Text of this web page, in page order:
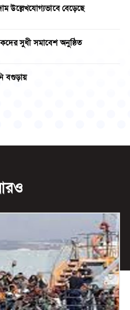
উল্লেখযোগ্যভাবে বেড়েছে
সুধী সমাবেশ অনুষ্ঠিত
বগুড়ায়